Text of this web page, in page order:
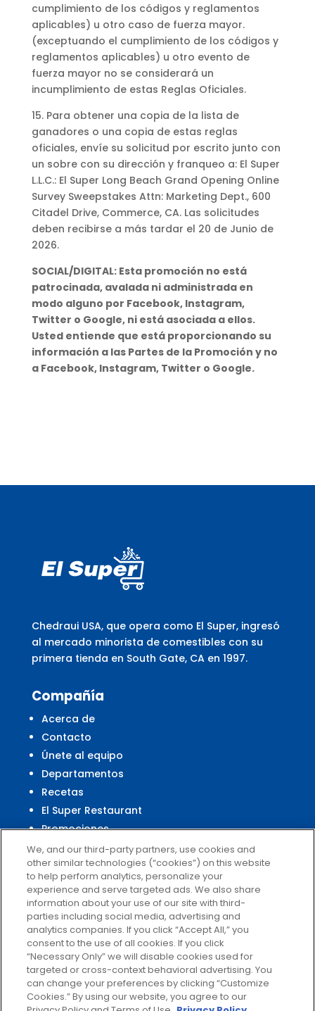
cumplimiento de los códigos y reglamentos
aplicables) u otro caso de fuerza mayor.
(exceptuando el cumplimiento de los códigos y
reglamentos aplicables) u otro evento de
fuerza mayor no se considerará un
incumplimiento de estas Reglas Oficiales.
15. Para obtener una copia de la lista de
ganadores o una copia de estas reglas
oficiales, envíe su solicitud por escrito junto con
un sobre con su dirección y franqueo a: El Super
L.L.C.: El Super Long Beach Grand Opening Online
Survey Sweepstakes Attn: Marketing Dept., 600
Citadel Drive, Commerce, CA. Las solicitudes
deben recibirse a más tardar el 20 de Junio de
2026.
SOCIAL/DIGITAL: Esta promoción no está
patrocinada, avalada ni administrada en
modo alguno por Facebook, Instagram,
Twitter o Google, ni está asociada a ellos.
Usted entiende que está proporcionando su
información a las Partes de la Promoción y no
a Facebook, Instagram, Twitter o Google.
Chedraui USA, que opera como El Super, ingresó
al mercado minorista de comestibles con su
primera tienda en South Gate, CA en 1997.
Compañía
Acerca de
Contacto
Únete al equipo
Departamentos
Recetas
El Super Restaurant
Promociones
Centro Financiero El Super
Servicio al Cliente
Ayuda
Políticas de privacidad
Términos de uso
El Super Survey
Customize Cookies
We, and our third-party partners, use cookies and
other similar technologies (“cookies”) on this website
to help perform analytics, personalize your
experience and serve targeted ads. We also share
information about your use of our site with third-
parties including social media, advertising and
analytics companies. If you click “Accept All,” you
consent to the use of all cookies. If you click
“Necessary Only” we will disable cookies used for
targeted or cross-context behavioral advertising. You
can change your preferences by clicking “Customize
Cookies.” By using our website, you agree to our